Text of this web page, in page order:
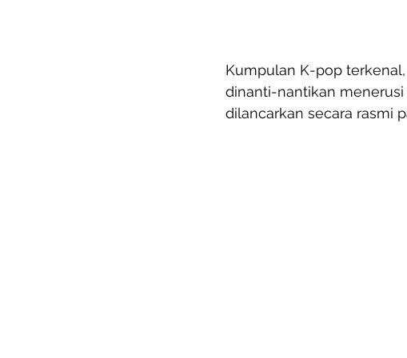
Kumpulan K-pop
dinanti-nantikan
dilancarkan secara rasmi